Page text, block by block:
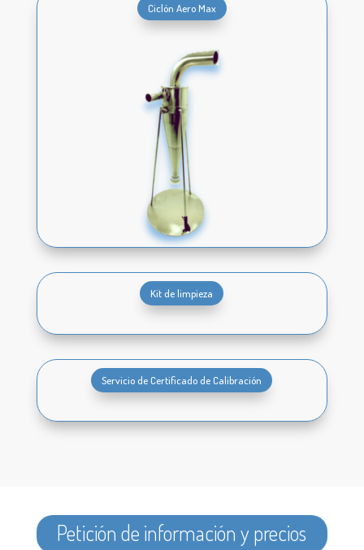
Ciclón Aero Max
Kit de limpieza
Servicio de Certificado de Calibración
Petición de información y precios